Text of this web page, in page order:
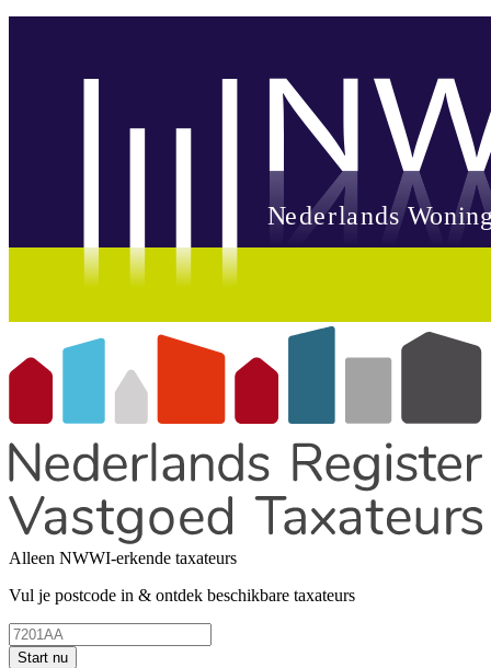
Alleen NWWI-erkende taxateurs
Vul je postcode in & ontdek beschikbare taxateurs
Start nu